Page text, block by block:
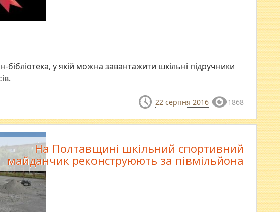
бібліотека, у якій можна завантажити шкільні підручники
22 серпня 2016 1868
На Полтавщині шкільний спортивний
майданчик реконструюють за півмільйона